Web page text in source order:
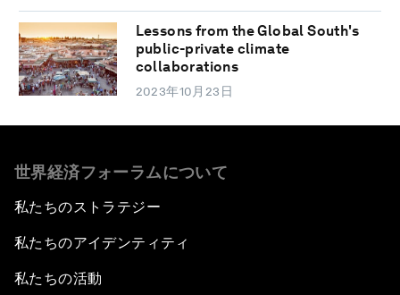
Lessons from the Global South's
public-private climate
collaborations
2023年10月23日
世界経済フォーラムについて
私たちのストラテジー
私たちのアイデンティティ
私たちの活動